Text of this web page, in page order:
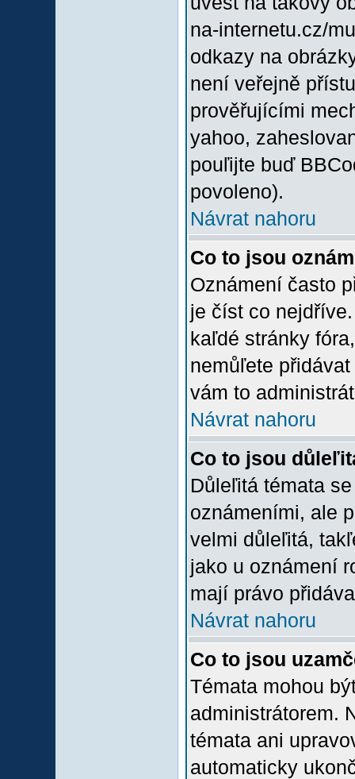
na-internetu.cz/
odkazy na
není veřejně
prověřujícími
yahoo,
pouľijte buď
povoleno).
Návrat nahoru
Co to jsou
Oznámení často
je číst co
kaľdé stránky
nemůľete
vám to
Návrat nahoru
Co to jsou
Důleľitá témata
oznámeními, ale
velmi důleľitá,
jako u oznámení
mají právo
Návrat nahoru
Co to jsou
Témata mohou
administrátorem.
témata ani
automaticky